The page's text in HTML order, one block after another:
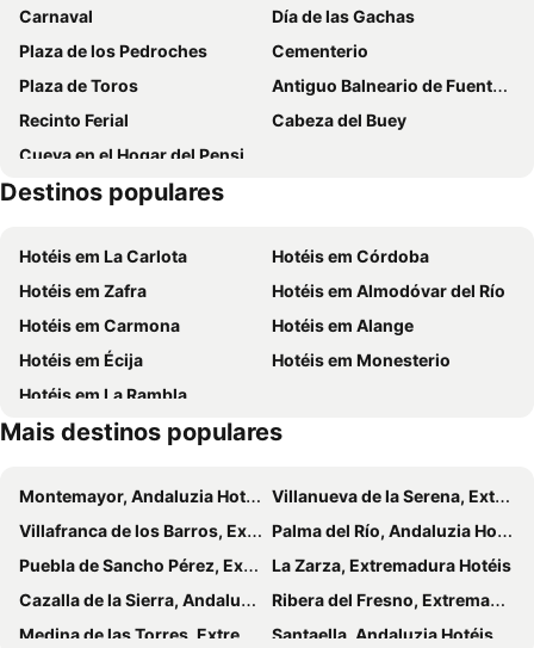
Carnaval
Día de las Gachas
Plaza de los Pedroches
Cementerio
Plaza de Toros
Antiguo Balneario de Fuenteagria
Recinto Ferial
Cabeza del Buey
Cueva en el Hogar del Pensionista
Destinos populares
Hotéis em La Carlota
Hotéis em Córdoba
Hotéis em Zafra
Hotéis em Almodóvar del Río
Hotéis em Carmona
Hotéis em Alange
Hotéis em Écija
Hotéis em Monesterio
Hotéis em La Rambla
Mais destinos populares
Montemayor, Andaluzia Hotéis
Villanueva de la Serena, Extremadura Hotéis
Villafranca de los Barros, Extremadura Hotéis
Palma del Río, Andaluzia Hotéis
Puebla de Sancho Pérez, Extremadura Hotéis
La Zarza, Extremadura Hotéis
Cazalla de la Sierra, Andaluzia Hotéis
Ribera del Fresno, Extremadura Hotéis
Medina de las Torres, Extremadura Hotéis
Santaella, Andaluzia Hotéis